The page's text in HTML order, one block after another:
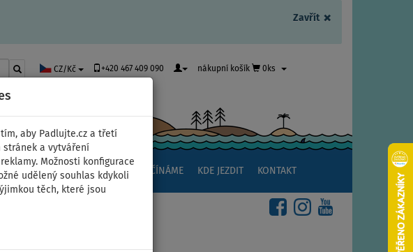
Zavřít ×
aby Padlujte.cz a třetí
stránek a vytváření
Možnosti konfigurace
udělený souhlas kdykoli
těch, které jsou
CZ/Kč +420 467 409 090 nákupní košík 0ks
OBLEČENÍ PŘÍSLUŠENSTVÍ ZAČÍNÁME KDE JEZDIT KONTAKT